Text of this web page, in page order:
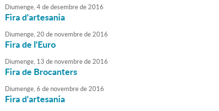
Diumenge,4dedesembrede2016
Fira d'artesania
Diumenge,20 de novembrede2016
Fira de l'Euro
Diumenge, 13 de novembrede2016
Fira de Brocanters
Diumenge,6 de novembrede2016
Fira d'artesania